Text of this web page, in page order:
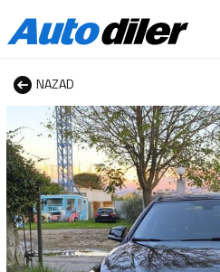
NAZAD